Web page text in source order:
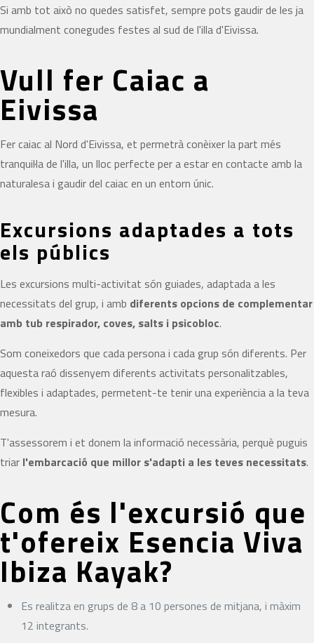
Si amb tot això no quedes satisfet, sempre pots gaudir de les ja
mundialment conegudes festes al sud de l'illa d'Eivissa.
Vull fer Caiac a
Eivissa
Fer caiac al Nord d'Eivissa, et permetrà conèixer la part més
tranquil·la de l'illa, un lloc perfecte per a estar en contacte amb la
naturalesa i gaudir del caiac en un entorn únic.
Excursions adaptades a tots
els públics
Les excursions multi-activitat són guiades, adaptada a les
necessitats del grup, i amb diferents opcions de complementar
amb tub respirador, coves, salts i psicobloc.
Som coneixedors que cada persona i cada grup són diferents. Per
aquesta raó dissenyem diferents activitats personalitzables,
flexibles i adaptades, permetent-te tenir una experiència a la teva
mesura.
T'assessorem i et donem la informació necessària, perquè puguis
triar l'embarcació que millor s'adapti a les teves necessitats.
Com és l'excursió que
t'ofereix Esencia Viva
Ibiza Kayak?
Es realitza en grups de 8 a 10 persones de mitjana, i màxim
12 integrants.